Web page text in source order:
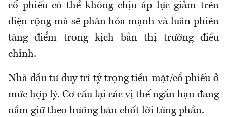
cổ phiếu có thể không chịu áp lực giảm trên
diện rộng mà sẽ phân hóa mạnh và luân phiên
tăng điểm trong kịch bản thị trường điều
chỉnh.
Nhà đầu tư duy trì tỷ trọng tiền mặt/cổ phiếu ở
mức hợp lý. Cơ cấu lại các vị thế ngắn hạn đang
nắm giữ theo hướng bán chốt lời từng phần.